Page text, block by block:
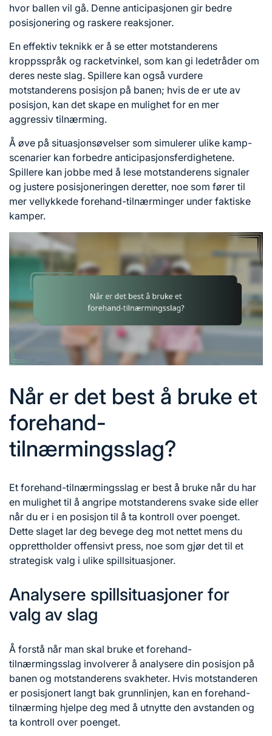
hvor ballen vil gå. Denne anticipasjonen gir bedre
posisjonering og raskere reaksjoner.
En effektiv teknikk er å se etter motstanderens
kroppsspråk og racketvinkel, som kan gi ledetråder om
deres neste slag. Spillere kan også vurdere
motstanderens posisjon på banen; hvis de er ute av
posisjon, kan det skape en mulighet for en mer
aggressiv tilnærming.
Å øve på situasjonsøvelser som simulerer ulike kamp-
scenarier kan forbedre anticipasjonsferdighetene.
Spillere kan jobbe med å lese motstanderens signaler
og justere posisjoneringen deretter, noe som fører til
mer vellykkede forehand-tilnærminger under faktiske
kamper.
Når er det best å bruke et
forehand-
tilnærmingsslag?
Et forehand-tilnærmingsslag er best å bruke når du har
en mulighet til å angripe motstanderens svake side eller
når du er i en posisjon til å ta kontroll over poenget.
Dette slaget lar deg bevege deg mot nettet mens du
opprettholder offensivt press, noe som gjør det til et
strategisk valg i ulike spillsituasjoner.
Analysere spillsituasjoner for
valg av slag
Å forstå når man skal bruke et forehand-
tilnærmingsslag involverer å analysere din posisjon på
banen og motstanderens svakheter. Hvis motstanderen
er posisjonert langt bak grunnlinjen, kan en forehand-
tilnærming hjelpe deg med å utnytte den avstanden og
ta kontroll over poenget.